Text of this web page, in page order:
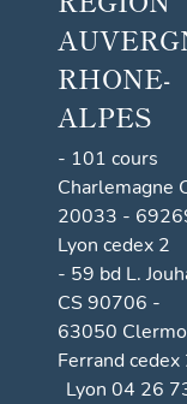
RHONE-
ALPES
- 101 cours
Charlemagne
20033 -
Lyon cedex 2
- 59 bd L.
CS 90706 -
63050
Ferrand cedex
Lyon 04 26